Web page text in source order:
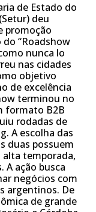
de Estado do
deu
promoção
“Roadshow
nunca lo
nas cidades
objetivo
de excelência
terminou no
formato B2B
rodadas de
A escolha das
duas possuem
alta temporada,
ação busca
negócios com
argentinos. De
de grande